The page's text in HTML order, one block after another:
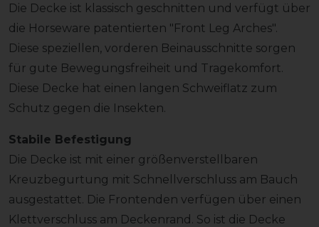
Die Decke ist klassisch geschnitten und verfügt über
die Horseware patentierten "Front Leg Arches".
Diese speziellen, vorderen Beinausschnitte sorgen
für gute Bewegungsfreiheit und Tragekomfort.
Diese Decke hat einen langen Schweiflatz zum
Schutz gegen die Insekten.
Stabile Befestigung
Die Decke ist mit einer größenverstellbaren
Kreuzbegurtung mit Schnellverschluss am Bauch
ausgestattet. Die Frontenden verfügen über einen
Klettverschluss am Deckenrand. So ist die Decke